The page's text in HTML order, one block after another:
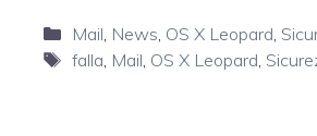
Categorie
Mail News OS X Leopard
Tag
falla Mail OS X Leopard